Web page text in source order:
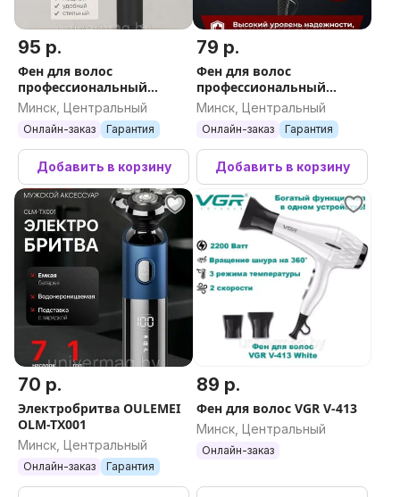
Высота упаковки
28 см
Ширина упаковки
Описание
Фен для волос — это стильное и функциональное
устройство мощностью 2000 Вт, которое идеально
подходит для укладки волос. Вот его ключевые
характеристики и преимущества: Основные
характеристики Мощность: 2000 Вт, что
обеспечивает оптимальную производительность.
Напряжение: 220B-240В с частотой 50 Гц.
Компактные размеры: Упаковка 125х75х280 мм и вес
всего 1,5 кг, что делает его удобным для хранения и
транспортировки. Беспроводной дизайн: Позволяет
использовать фен дома, в поездках или на отдыхе.
Преимущества Три скорости работы: Легкая
адаптация под любые потребности, обеспечивая
95 р.
Фен для волос
профессиональный
OULEMEI OLM-CF003
Минск, Центральный
Онлайн-заказ Гарантия
Добавить в корзину
79 р.
Фен для волос
профессиональный
OULEMEI OLM-CF005
Минск, Центральный
Онлайн-заказ Гарантия
Добавить в корзину
70 р.
Электробритва OULEMEI
OLM-TX001
Минск, Центральный
Онлайн-заказ Гарантия
89 р.
Фен для волос VGR V-413
Минск, Центральный
Онлайн-заказ